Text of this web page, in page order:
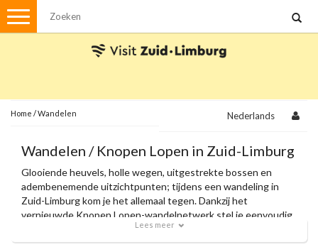
Menu
Met de auto
Visvergunningen
Brochures en kaarten
Plattegronden
Uit de streek
Home /Wandelen Nederlands
Wandelen / Knopen Lopen in Zuid-Limburg
Glooiende heuvels, holle wegen, uitgestrekte bossen en
adembenemende uitzichtpunten; tijdens een wandeling in
Zuid-Limburg kom je het allemaal tegen. Dankzij het
vernieuwde Knopen Lopen-wandelnetwerk stel je eenvoudig
je eigen route samen en volg je moeiteloos de knooppunten.
Met onze officiële wandelkaarten en zorgvuldig
Lees meer